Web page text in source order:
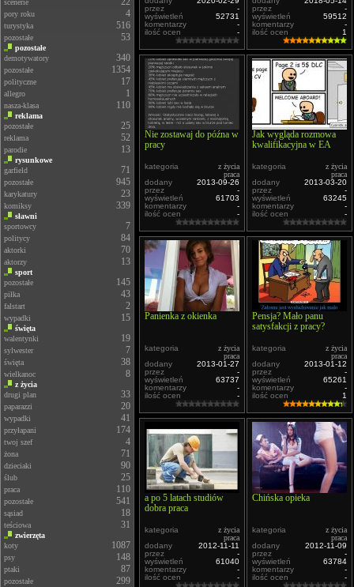
scenerie
pory roku 4
turystyka 516
pozostałe 53
pozostałe
demotywatory
340
pozostałe 1354
polityczne 17
allegro 1
nasza-klasa 110
reklama
pozostałe
25
reklama 52
parodie 13
rysunkowe
garfield
71
pozostałe 945
karykatury 23
komiksy 339
sławni
sportowcy
7
politycy 84
aktorki 70
aktorzy 13
sport
pozostałe
145
piłka 43
falstart 2
wypadki 15
święta
walentynki
19
sylwester 7
święta 38
wielkanoc 8
z życia
drugi plan
33
paparazzi 20
wypadki 41
przyłapani 174
twoj szef 4
żona 71
dzieciaki 90
ślub 25
praca 110
pozostałe 541
sąsiad 18
teściowa 31
zwierzęta
koty
1087
psy 148
ptaki 87
pozostałe 299
przez
-
wyświetleń
52731
komentarzy
-
ilość ocen
-
przez
-
wyświetleń
59512
komentarzy
-
ilość ocen
1
Nie zostawaj do późna w
pracy
kategoria
z życia
praca
dodany
2013-09-26
przez
-
wyświetleń
61703
komentarzy
-
ilość ocen
-
Jak wygląda rozmowa
kwalifikacyjna w EA
kategoria
z życia
praca
dodany
2013-03-20
przez
-
wyświetleń
63245
komentarzy
-
ilość ocen
-
Panienka z okienka
kategoria
z życia
praca
dodany
2013-01-27
przez
-
wyświetleń
63737
komentarzy
-
ilość ocen
-
Pensja? Mało panu
satysfakcji z pracy?
kategoria
z życia
praca
dodany
2013-01-12
przez
-
wyświetleń
65261
komentarzy
-
ilość ocen
1
a po 5 latach studiów
dobra praca
kategoria
z życia
praca
dodany
2012-11-11
przez
-
wyświetleń
61040
komentarzy
-
ilość ocen
-
Chińska opieka
kategoria
z życia
praca
dodany
2012-11-09
przez
-
wyświetleń
63784
komentarzy
-
ilość ocen
-